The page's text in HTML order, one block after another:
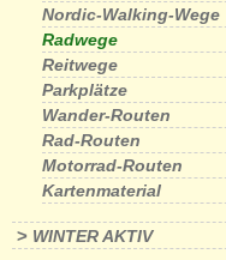
Nordic-Walking-Wege
Radwege
Reitwege
Parkplätze
Wander-Routen
Rad-Routen
Motorrad-Routen
Kartenmaterial
> WINTER AKTIV